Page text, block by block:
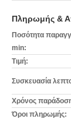
Πληρωμής &
Ποσότητα
min:
Τιμή:
Συσκευασία
Χρόνος
Όροι πληρωμής: